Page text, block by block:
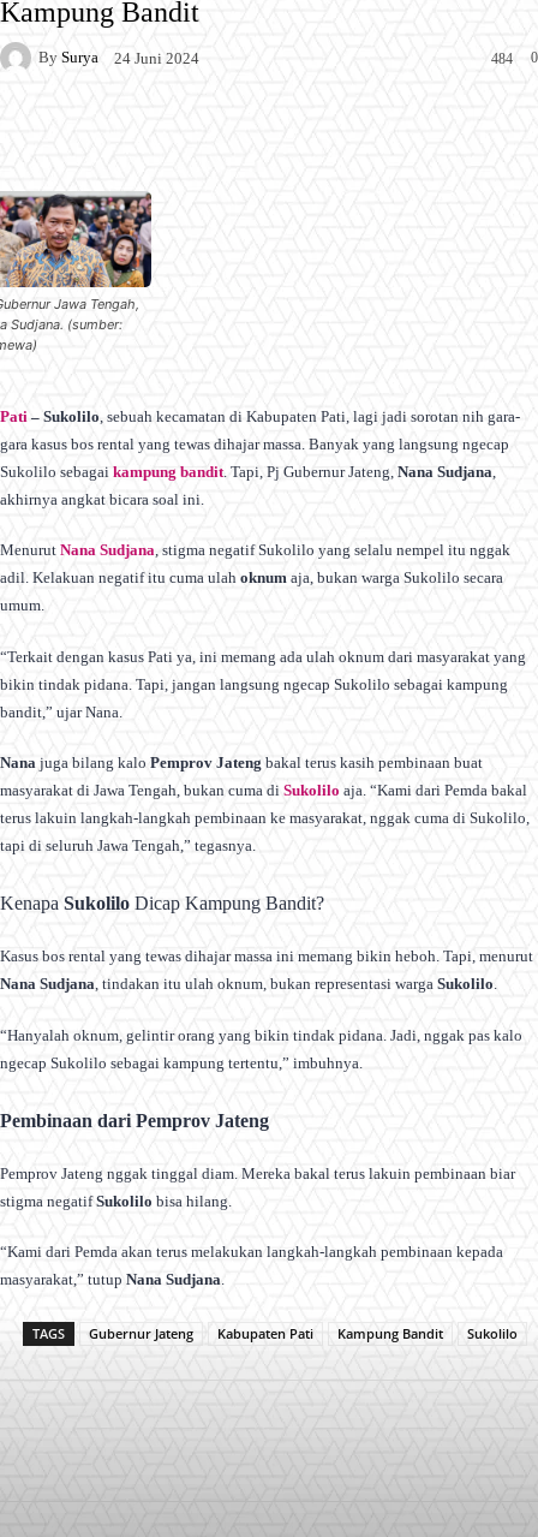
Kampung Bandit
By Surya 24 Juni 2024 0
484
Jawa Tengah,
Sudjana. (sumber:
Pati – Sukolilo , sebuah kecamatan di Kabupaten Pati, lagi jadi sorotan nih gara-
gara kasus bos rental yang tewas dihajar massa. Banyak yang langsung ngecap
Sukolilo sebagai kampung bandit . Tapi, Pj Gubernur Jateng, Nana Sudjana
akhirnya angkat bicara soal ini.
Menurut Nana Sudjana, stigma negatif Sukolilo yang selalu nempel itu nggak
adil. Kelakuan negatif itu cuma ulah oknum aja, bukan warga Sukolilo secara
umum.
“Terkait dengan kasus Pati ya, ini memang ada ulah oknum dari masyarakat yang
bikin tindak pidana. Tapi, jangan langsung ngecap Sukolilo sebagai kampung
bandit,” ujar Nana.
Nana juga bilang kalo Pemprov Jateng bakal terus kasih pembinaan buat
masyarakat di Jawa Tengah, bukan cuma di Sukolilo aja. “Kami dari Pemda bakal
terus lakuin langkah-langkah pembinaan ke masyarakat, nggak cuma di Sukolilo,
tapi di seluruh Jawa Tengah,” tegasnya.
Kenapa Sukolilo Dicap Kampung Bandit?
Kasus bos rental yang tewas dihajar massa ini memang bikin heboh. Tapi, menurut
Nana Sudjana, tindakan itu ulah oknum, bukan representasi warga Sukolilo.
“Hanyalah oknum, gelintir orang yang bikin tindak pidana. Jadi, nggak pas kalo
ngecap Sukolilo sebagai kampung tertentu,” imbuhnya.
Pembinaan dari Pemprov Jateng
Pemprov Jateng nggak tinggal diam. Mereka bakal terus lakuin pembinaan biar
stigma negatifSukolilo bisa hilang.
“Kami dari Pemda akan terus melakukan langkah-langkah pembinaan kepada
masyarakat,” tutup Nana Sudjana.
TAGS Gubernur Jateng Kabupaten Pati Kampung Bandit Sukolilo